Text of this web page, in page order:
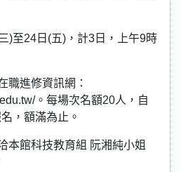
)至24日(五)，計3日，上午9時
職進修資訊網：
。每場次名額20人，自
，額滿為止。
本館科技教育組 阮湘純小姐